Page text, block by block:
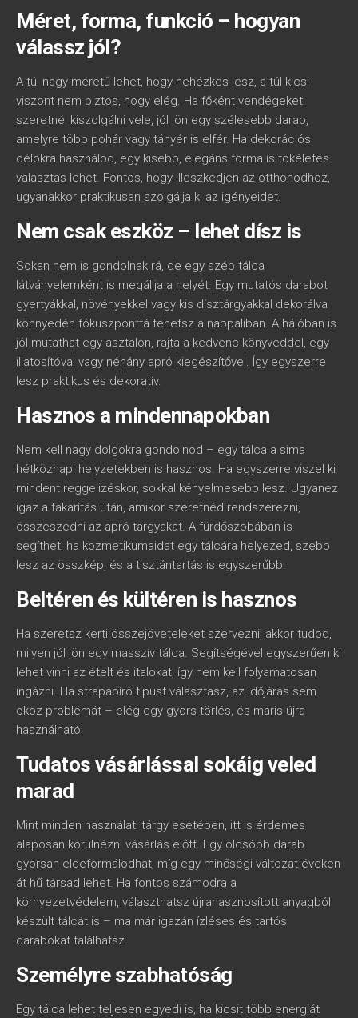
Méret, forma, funkció – hogyan
válassz jól?
A túl nagy méretű lehet, hogy nehézkes lesz, a túl kicsi
viszont nem biztos, hogy elég. Ha főként vendégeket
szeretnél kiszolgálni vele, jól jön egy szélesebb darab,
amelyre több pohár vagy tányér is elfér. Ha dekorációs
célokra használod, egy kisebb, elegáns forma is tökéletes
választás lehet. Fontos, hogy illeszkedjen az otthonodhoz,
ugyanakkor praktikusan szolgálja ki az igényeidet.
Nem csak eszköz – lehet dísz is
Sokan nem is gondolnak rá, de egy szép tálca
látványelemként is megállja a helyét. Egy mutatós darabot
gyertyákkal, növényekkel vagy kis dísztárgyakkal dekorálva
könnyedén fókuszponttá tehetsz a nappaliban. A hálóban is
jól mutathat egy asztalon, rajta a kedvenc könyveddel, egy
illatosítóval vagy néhány apró kiegészítővel. Így egyszerre
lesz praktikus és dekoratív.
Hasznos a mindennapokban
Nem kell nagy dolgokra gondolnod – egy tálca a sima
hétköznapi helyzetekben is hasznos. Ha egyszerre viszel ki
mindent reggelizéskor, sokkal kényelmesebb lesz. Ugyanez
igaz a takarítás után, amikor szeretnéd rendszerezni,
összeszedni az apró tárgyakat. A fürdőszobában is
segíthet: ha kozmetikumaidat egy tálcára helyezed, szebb
lesz az összkép, és a tisztántartás is egyszerűbb.
Beltéren és kültéren is hasznos
Ha szeretsz kerti összejöveteleket szervezni, akkor tudod,
milyen jól jön egy masszív tálca. Segítségével egyszerűen ki
lehet vinni az ételt és italokat, így nem kell folyamatosan
ingázni. Ha strapabíró típust választasz, az időjárás sem
okoz problémát – elég egy gyors törlés, és máris újra
használható.
Tudatos vásárlással sokáig veled
marad
Mint minden használati tárgy esetében, itt is érdemes
alaposan körülnézni vásárlás előtt. Egy olcsóbb darab
gyorsan eldeformálódhat, míg egy minőségi változat éveken
át hű társad lehet. Ha fontos számodra a
környezetvédelem, választhatsz újrahasznosított anyagból
készült tálcát is – ma már igazán ízléses és tartós
darabokat találhatsz.
Személyre szabhatóság
Egy tálca lehet teljesen egyedi is, ha kicsit több energiát